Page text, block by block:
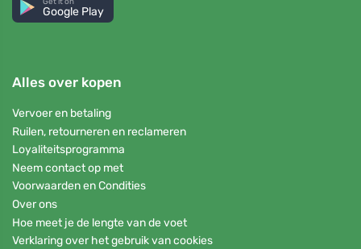
Google Play
Alles over kopen
Vervoer en betaling
Ruilen, retourneren en reclameren
Loyaliteitsprogramma
Neem contact op met
Voorwaarden en Condities
Over ons
Hoe meet je de lengte van de voet
Verklaring over het gebruik van cookies